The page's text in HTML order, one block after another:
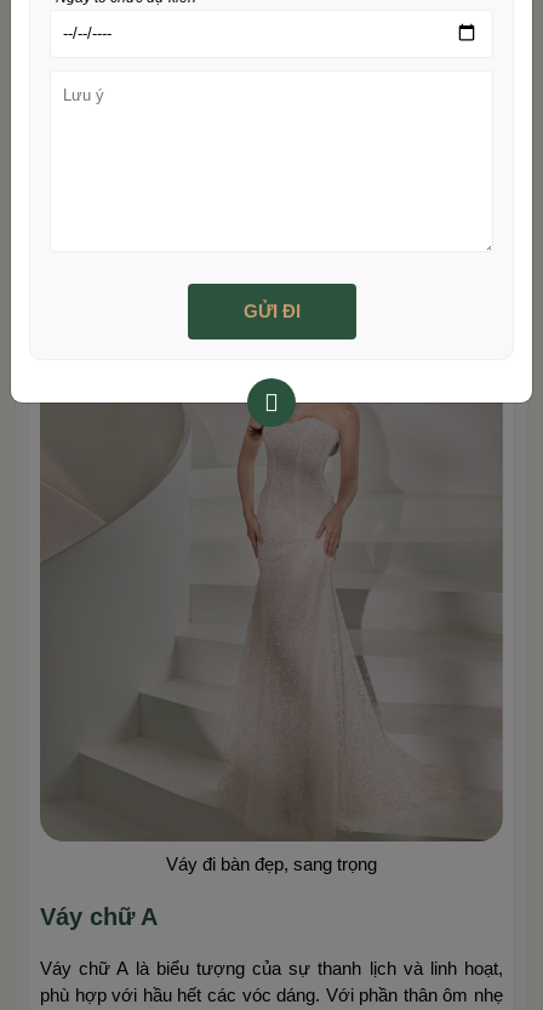
satin hoặc đính sequin lấp lánh giúp váy bắt sáng tuyệt
đẹp, đặc biệt trong không gian tiệc tối. Phù hợp với cô dâu
mà còn tạo cảm giác thoải mái khi di chuyển, lý tưởng cho
Váy đi bàn đẹp, sang trọng
Váy chữ A
Váy chữ A là biểu tượng của sự thanh lịch và linh hoạt,
phù hợp với hầu hết các vóc dáng. Với phần thân ôm nhẹ